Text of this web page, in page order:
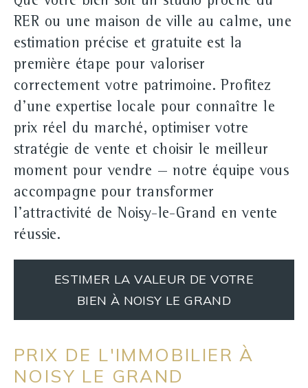
RER ou une maison de ville au calme, une
estimation précise et gratuite est la
première étape pour valoriser
correctement votre patrimoine. Profitez
d'une expertise locale pour connaître le
prix réel du marché, optimiser votre
stratégie de vente et choisir le meilleur
moment pour vendre — notre équipe vous
accompagne pour transformer
l'attractivité de Noisy‑le‑Grand en vente
réussie.
ESTIMER LA VALEUR DE VOTRE
BIEN À NOISY LE GRAND
PRIX DE L'IMMOBILIER À
NOISY LE GRAND